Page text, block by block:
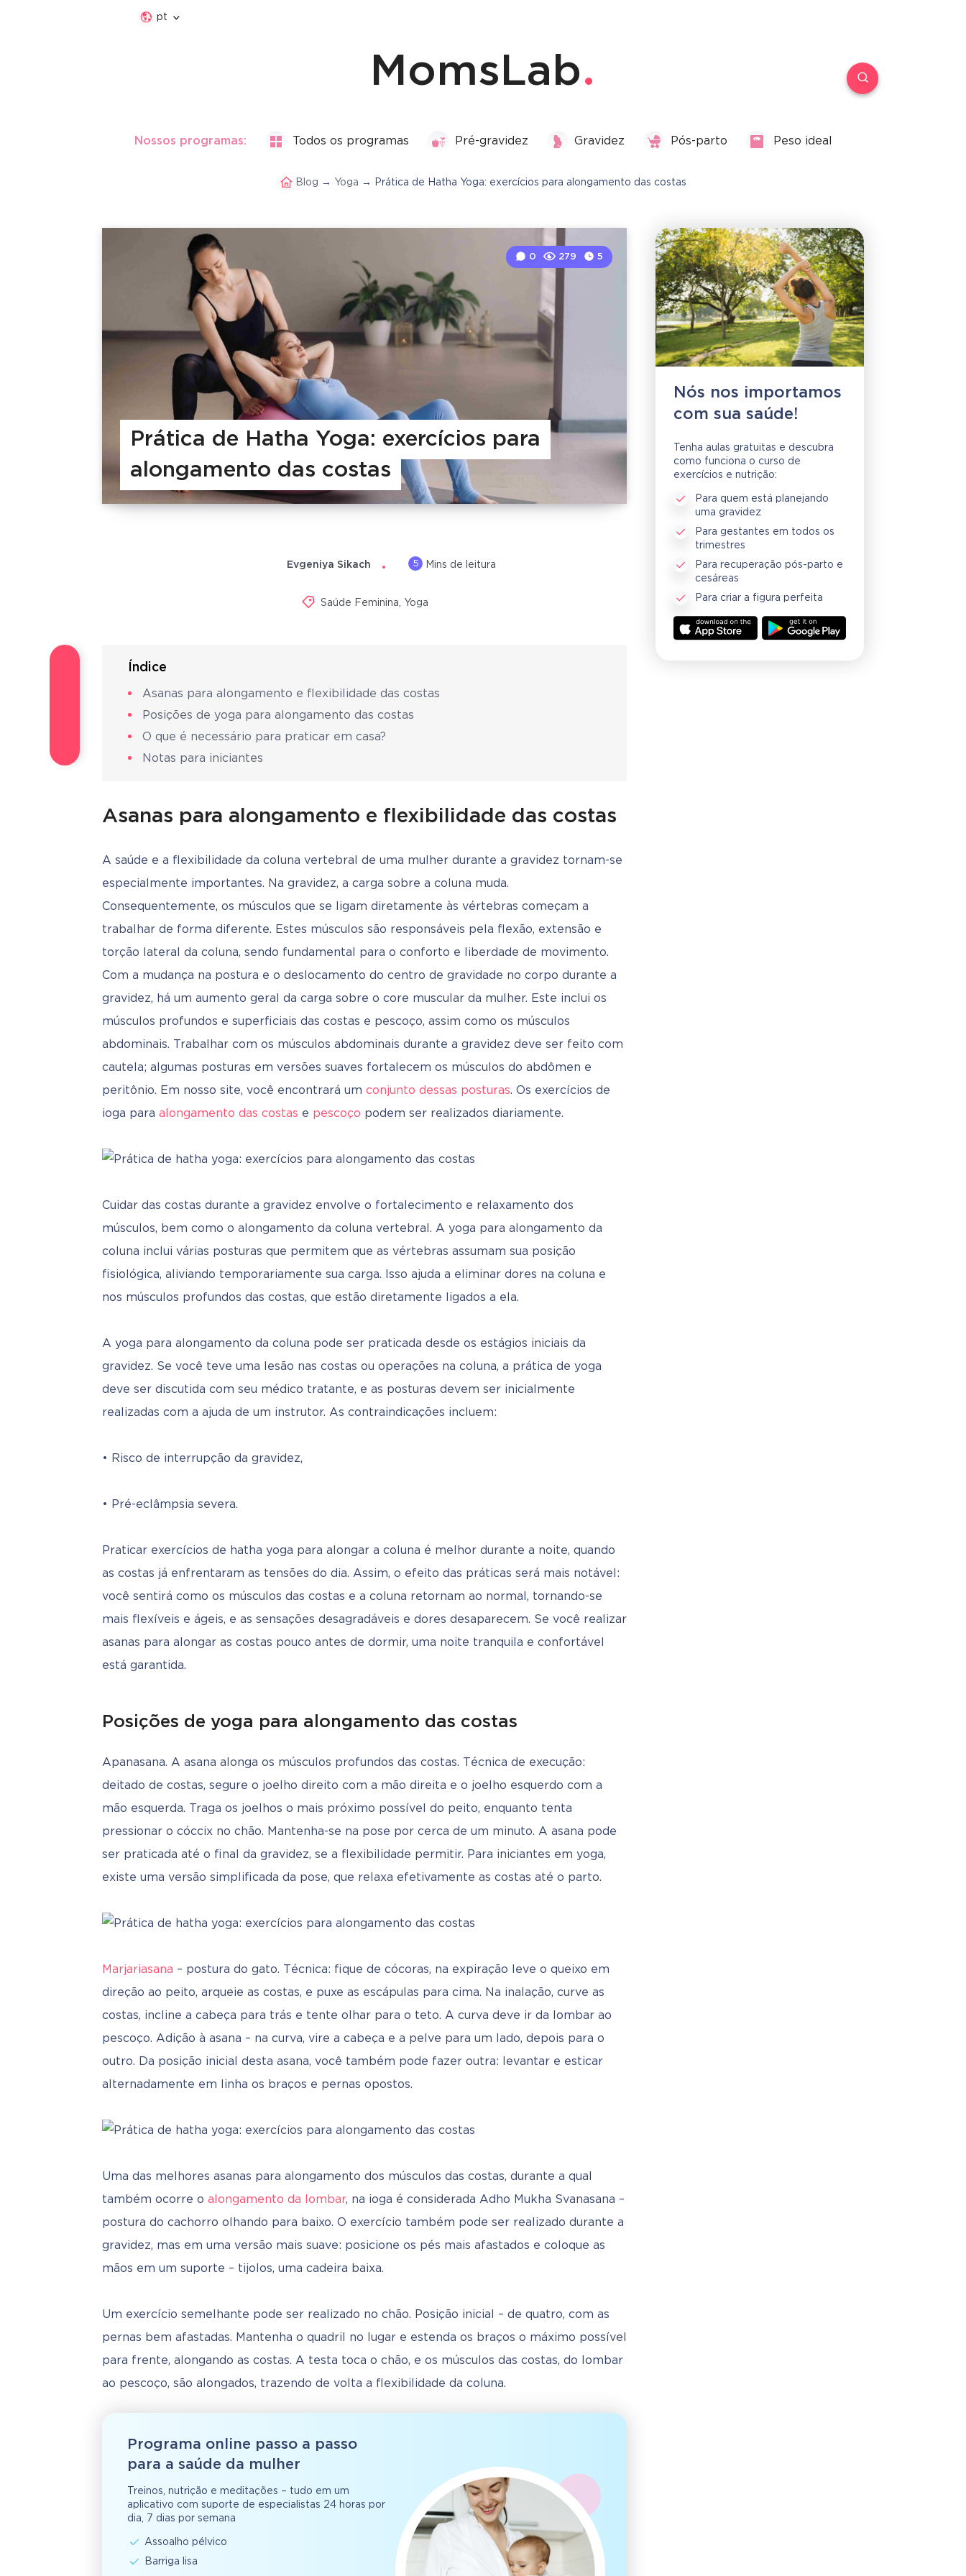
pt
MomsLab
Nossos programas: Todos os programas Pré-gravidez Gravidez Pós-parto Peso ideal
Blog → Yoga → Prática de Hatha Yoga: exercícios para alongamento das costas
Prática de Hatha Yoga: exercícios para
alongamento das costas
0 279 5
Evgeniya Sikach 5 Mins de leitura
Saúde Feminina Yoga
Índice
Asanas para alongamento e flexibilidade das costas
Posições de yoga para alongamento das costas
O que é necessário para praticar em casa?
Notas para iniciantes
Asanas para alongamento e flexibilidade das costas
A saúde e a flexibilidade da coluna vertebral de uma mulher durante a gravidez tornam-se
especialmente importantes. Na gravidez, a carga sobre a coluna muda.
Consequentemente, os músculos que se ligam diretamente às vértebras começam a
trabalhar de forma diferente. Estes músculos são responsáveis pela flexão, extensão e
torção lateral da coluna, sendo fundamental para o conforto e liberdade de movimento.
Com a mudança na postura e o deslocamento do centro de gravidade no corpo durante a
gravidez, há um aumento geral da carga sobre o core muscular da mulher. Este inclui os
músculos profundos e superficiais das costas e pescoço, assim como os músculos
abdominais. Trabalhar com os músculos abdominais durante a gravidez deve ser feito com
cautela; algumas posturas em versões suaves fortalecem os músculos do abdômen e
peritônio. Em nosso site, você encontrará um conjunto dessas posturas. Os exercícios de
ioga para alongamento das costas e pescoço podem ser realizados diariamente.
Cuidar das costas durante a gravidez envolve o fortalecimento e relaxamento dos
músculos, bem como o alongamento da coluna vertebral. A yoga para alongamento da
coluna inclui várias posturas que permitem que as vértebras assumam sua posição
fisiológica, aliviando temporariamente sua carga. Isso ajuda a eliminar dores na coluna e
nos músculos profundos das costas, que estão diretamente ligados a ela.
A yoga para alongamento da coluna pode ser praticada desde os estágios iniciais da
gravidez. Se você teve uma lesão nas costas ou operações na coluna, a prática de yoga
deve ser discutida com seu médico tratante, e as posturas devem ser inicialmente
realizadas com a ajuda de um instrutor. As contraindicações incluem:
• Risco de interrupção da gravidez,
• Pré-eclâmpsia severa.
Praticar exercícios de hatha yoga para alongar a coluna é melhor durante a noite, quando
as costas já enfrentaram as tensões do dia. Assim, o efeito das práticas será mais notável:
você sentirá como os músculos das costas e a coluna retornam ao normal, tornando-se
mais flexíveis e ágeis, e as sensações desagradáveis e dores desaparecem. Se você realizar
asanas para alongar as costas pouco antes de dormir, uma noite tranquila e confortável
está garantida.
Posições de yoga para alongamento das costas
Apanasana. A asana alonga os músculos profundos das costas. Técnica de execução:
deitado de costas, segure o joelho direito com a mão direita e o joelho esquerdo com a
mão esquerda. Traga os joelhos o mais próximo possível do peito, enquanto tenta
pressionar o cóccix no chão. Mantenha-se na pose por cerca de um minuto. A asana pode
ser praticada até o final da gravidez, se a flexibilidade permitir. Para iniciantes em yoga,
existe uma versão simplificada da pose, que relaxa efetivamente as costas até o parto.
Marjariasana – postura do gato. Técnica: fique de cócoras, na expiração leve o queixo em
direção ao peito, arqueie as costas, e puxe as escápulas para cima. Na inalação, curve as
costas, incline a cabeça para trás e tente olhar para o teto. A curva deve ir da lombar ao
pescoço. Adição à asana – na curva, vire a cabeça e a pelve para um lado, depois para o
outro. Da posição inicial desta asana, você também pode fazer outra: levantar e esticar
alternadamente em linha os braços e pernas opostos.
Uma das melhores asanas para alongamento dos músculos das costas, durante a qual
também ocorre o alongamento da lombar, na ioga é considerada Adho Mukha Svanasana –
postura do cachorro olhando para baixo. O exercício também pode ser realizado durante a
gravidez, mas em uma versão mais suave: posicione os pés mais afastados e coloque as
mãos em um suporte – tijolos, uma cadeira baixa.
Um exercício semelhante pode ser realizado no chão. Posição inicial – de quatro, com as
pernas bem afastadas. Mantenha o quadril no lugar e estenda os braços o máximo possível
para frente, alongando as costas. A testa toca o chão, e os músculos das costas, do lombar
ao pescoço, são alongados, trazendo de volta a flexibilidade da coluna.
Programa online passo a passo
para a saúde da mulher
Treinos, nutrição e meditações – tudo em um
aplicativo com suporte de especialistas 24 horas por
dia, 7 dias por semana
Assoalho pélvico
Barriga lisa
Nós nos importamos
com sua saúde!
Tenha aulas gratuitas e descubra
como funciona o curso de
exercícios e nutrição:
Para quem está planejando
uma gravidez
Para gestantes em todos os
trimestres
Para recuperação pós-parto e
cesáreas
Para criar a figura perfeita